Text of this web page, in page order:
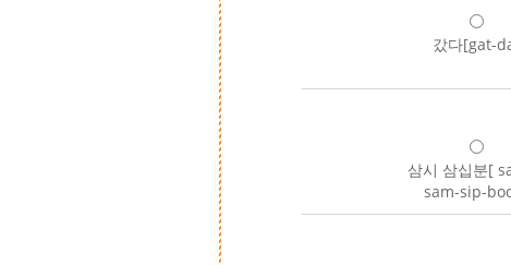
갔다[gat-
삼시 삼십분[
sam-sip-